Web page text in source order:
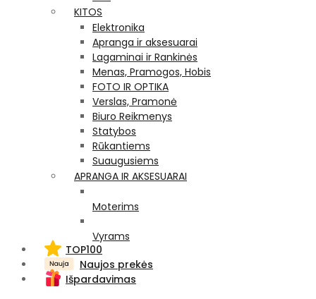
KITOS
Elektronika
Apranga ir aksesuarai
Lagaminai ir Rankinės
Menas, Pramogos, Hobis
FOTO IR OPTIKA
Verslas, Pramonė
Biuro Reikmenys
Statybos
Rūkantiems
Suaugusiems
APRANGA IR AKSESUARAI
Moterims
Vyrams
TOP100
Naujos prekės
Išpardavimas